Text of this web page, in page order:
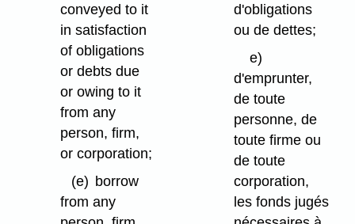
conveyed to it
in satisfaction
of obligations
or debts due
or owing to it
from any
person, firm,
or corporation;
(e) borrow
from any
d'obligations
ou de dettes;
e)
d'emprunter,
de toute
personne, de
toute firme ou
de toute
corporation,
les fonds jugés